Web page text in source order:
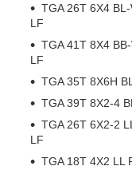
TGA 26T 6X4
LF
TGA 41T 8X4
LF
TGA 35T 8X6H
TGA 39T 8X2-4
TGA 26T 6X2-2
LF
TGA 18T 4X2